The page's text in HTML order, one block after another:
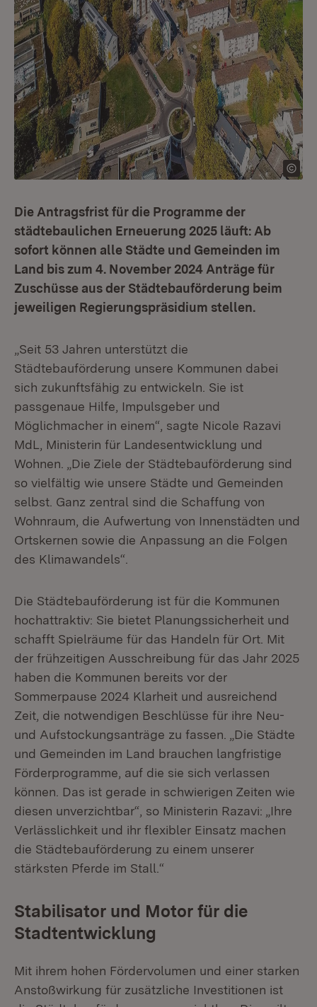
Die Antragsfrist für die Programme der
städtebaulichen Erneuerung 2025 läuft: Ab
sofort können alle Städte und Gemeinden im
Land bis zum 4. November 2024 Anträge für
Zuschüsse aus der Städtebauförderung beim
jeweiligen Regierungspräsidium stellen.
„Seit 53 Jahren unterstützt die
Städtebauförderung unsere Kommunen dabei
sich zukunftsfähig zu entwickeln. Sie ist
passgenaue Hilfe, Impulsgeber und
Möglichmacher in einem“, sagte Nicole Razavi
MdL, Ministerin für Landesentwicklung und
Wohnen. „Die Ziele der Städtebauförderung sind
so vielfältig wie unsere Städte und Gemeinden
selbst. Ganz zentral sind die Schaffung von
Wohnraum, die Aufwertung von Innenstädten und
Ortskernen sowie die Anpassung an die Folgen
des Klimawandels“.
Die Städtebauförderung ist für die Kommunen
hochattraktiv: Sie bietet Planungssicherheit und
schafft Spielräume für das Handeln für Ort. Mit
der frühzeitigen Ausschreibung für das Jahr 2025
haben die Kommunen bereits vor der
Sommerpause 2024 Klarheit und ausreichend
Zeit, die notwendigen Beschlüsse für ihre Neu-
und Aufstockungsanträge zu fassen. „Die Städte
und Gemeinden im Land brauchen langfristige
Förderprogramme, auf die sie sich verlassen
können. Das ist gerade in schwierigen Zeiten wie
diesen unverzichtbar“, so Ministerin Razavi: „Ihre
Verlässlichkeit und ihr flexibler Einsatz machen
die Städtebauförderung zu einem unserer
stärksten Pferde im Stall.“
Stabilisator und Motor für die
Stadtentwicklung
Mit ihrem hohen Fördervolumen und einer starken
Anstoßwirkung für zusätzliche Investitionen ist